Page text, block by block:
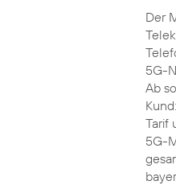
Der
5G-
Ab
Tarif
5G-